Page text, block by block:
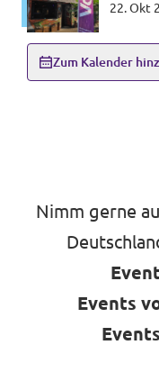
22. Okt
Zum Kalender
Nimm gerne
Events